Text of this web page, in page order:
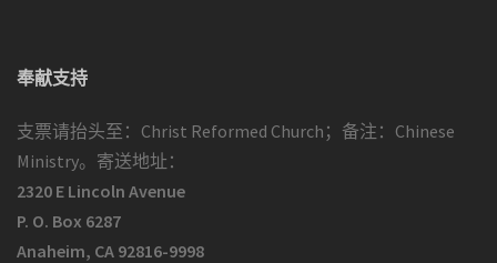
奉献支持
支票请抬头至：Christ Reformed Church；备注：Chinese
Ministry。寄送地址：
2320 E Lincoln Avenue
P. O. Box 6287
Anaheim, CA 92816-9998